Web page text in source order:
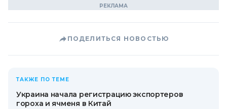
ПОДЕЛИТЬСЯ НОВОСТЬЮ
ТАКЖЕ ПО ТЕМЕ
Украина начала регистрацию экспортеров
гороха и ячменя в Китай